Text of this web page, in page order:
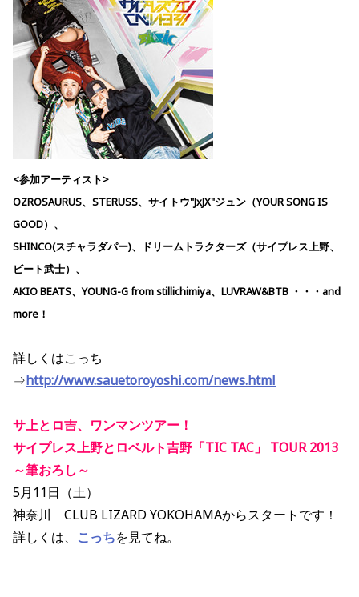
<参加アーティスト>
OZROSAURUS、STERUSS、サイトウ"JxJX"ジュン（YOUR SONG IS
GOOD）、
SHINCO(スチャラダパー)、ドリームトラクターズ（サイプレス上野、
ビート武士）、
AKIO BEATS、YOUNG-G from stillichimiya、LUVRAW&BTB ・・・and
more！
詳しくはこっち
⇒http://www.sauetoroyoshi.com/news.html
サ上とロ吉、ワンマンツアー！
サイプレス上野とロベルト吉野「TIC TAC」 TOUR 2013
～筆おろし～
5月11日（土）
神奈川 CLUB LIZARD YOKOHAMAからスタートです！
詳しくは、 こっちを見てね。